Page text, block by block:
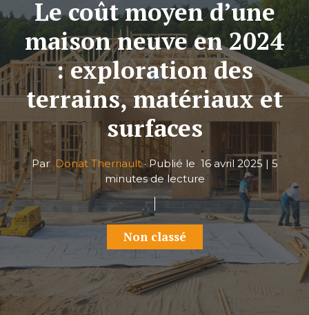
Le coût moyen d’une
maison neuve en 2024
: exploration des
terrains, matériaux et
surfaces
Par Donat Therriault· Publié le 16 avril 2025 | 5
minutes de lecture
Non classé